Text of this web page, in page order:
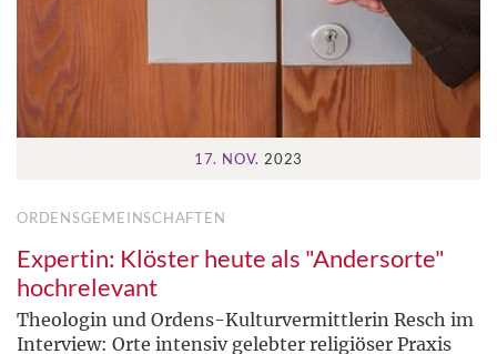
17. NOV. 2023
ORDENSGEMEINSCHAFTEN
Expertin: Klöster heute als "Andersorte"
hochrelevant
Theologin und Ordens-Kulturvermittlerin Resch im
Interview: Orte intensiv gelebter religiöser Praxis